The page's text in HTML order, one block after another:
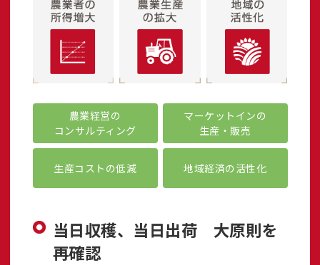
農業経営の
コンサルティング
マーケットインの
生産・販売
生産コストの低減 地域経済の活性化
当日収穫、当日出荷 大原則を
再確認